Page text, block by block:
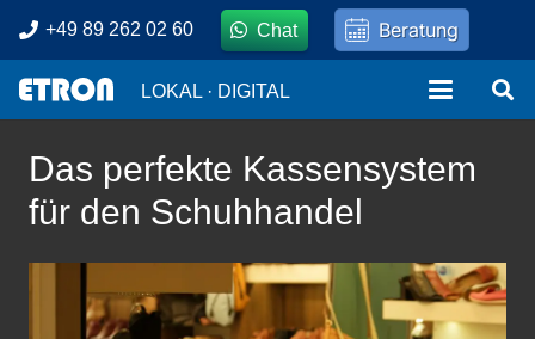
+49 89 262 02 60 Chat Beratung
LOKAL · DIGITAL
Das perfekte Kassensystem
für den Schuhhandel